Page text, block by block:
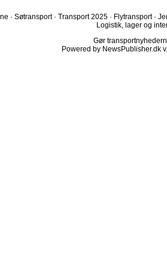
· Søtransport · Transport 2025 · Flytransport ·
Logistik, lager og
Gør
Powered by NewsPublisher.dk